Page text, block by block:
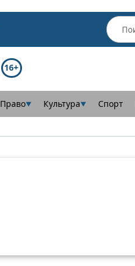
16+
Право▼ Культура▼ Спорт